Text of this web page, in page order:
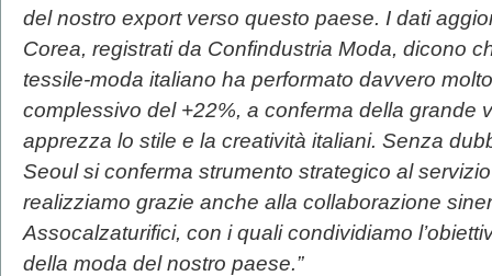
del nostro export verso questo paese. I dati
Corea, registrati da Confindustria Moda, dicono
tessile-moda italiano ha performato davvero
complessivo del +22%, a conferma della grande
apprezza lo stile e la creatività italiani. Senza
Seoul si conferma strumento strategico al
realizziamo grazie anche alla collaborazione
Assocalzaturifici, con i quali condividiamo
della moda del nostro paese.”